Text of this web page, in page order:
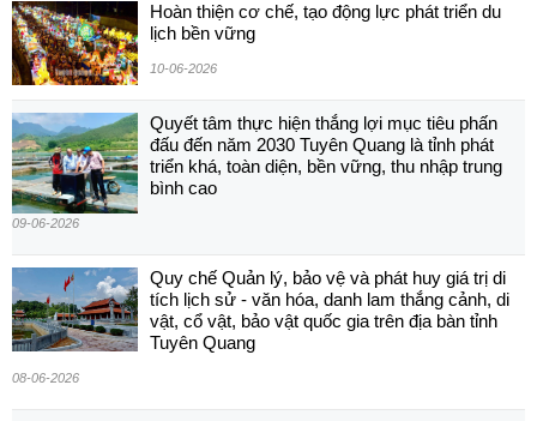
Hoàn thiện cơ chế, tạo động lực phát triển du
lịch bền vững
10-06-2026
Quyết tâm thực hiện thắng lợi mục tiêu phấn
đấu đến năm 2030 Tuyên Quang là tỉnh phát
triển khá, toàn diện, bền vững, thu nhập trung
bình cao
09-06-2026
Quy chế Quản lý, bảo vệ và phát huy giá trị di
tích lịch sử - văn hóa, danh lam thắng cảnh, di
vật, cổ vật, bảo vật quốc gia trên địa bàn tỉnh
Tuyên Quang
08-06-2026